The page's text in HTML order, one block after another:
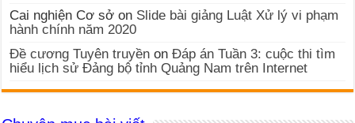
Cai nghiện Cơ sở on Slide bài giảng Luật Xử lý vi phạm
hành chính năm 2020
Đề cương Tuyên truyền onĐáp án Tuần 3: cuộc thi tìm
hiểu lịch sử Đảng bộ tỉnh Quảng Nam trên Internet